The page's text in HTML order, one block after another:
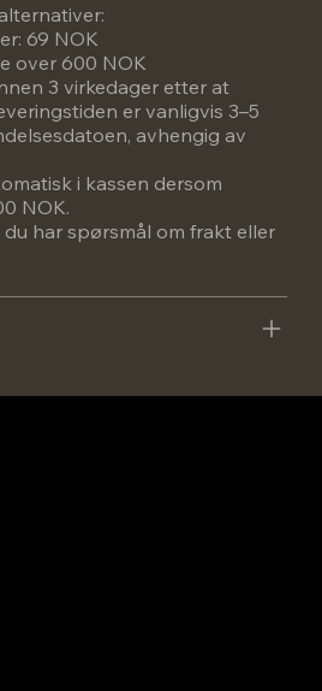
69 NOK
over 600 NOK
3 virkedager etter at
er vanligvis 3–5
avhengig av
i kassen dersom
NOK.
har spørsmål om frakt eller